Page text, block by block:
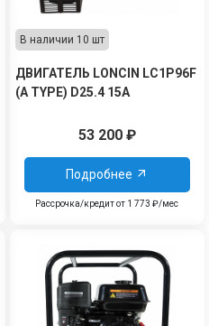
В наличии 10 шт
ДВИГАТЕЛЬ LONCIN LC1P96F
(A TYPE) D25.4 15А
53 200₽
Подробнее
Рассрочка/кредит от 1 773 ₽/мес